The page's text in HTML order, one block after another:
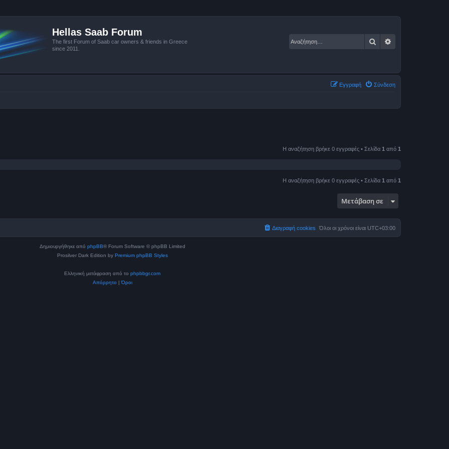
Hellas Saab Forum
The first Forum of Saab car owners & friends in Greece
since 2011.
Αναζήτηση
Σύνδεση
Εγγραφή
Η αναζήτηση βρήκε 0 εγγραφές • Σελίδα 1 από 1
Η αναζήτηση βρήκε 0 εγγραφές • Σελίδα 1 από 1
Μετάβαση σε
Όλοι οι χρόνοι είναι UTC+03:00
Διαγραφή cookies
Δημιουργήθηκε από phpBB® Forum Software © phpBB Limited
Prosilver Dark Edition by Premium phpBB Styles
Ελληνική μετάφραση από το phpbbgr.com
Απόρρητο |Όροι